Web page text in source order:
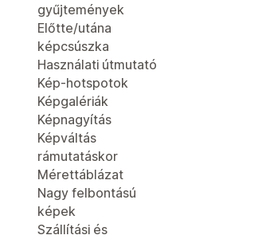
gyűjtemények
Előtte/utána
képcsúszka
Használati útmutató
Kép-hotspotok
Képgalériák
Képnagyítás
Képváltás
rámutatáskor
Mérettáblázat
Nagy felbontású
képek
Szállítási és